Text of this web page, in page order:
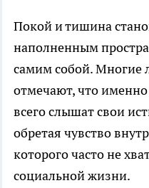
Покой и тишина
наполненным
самим собой. Многие
отмечают, что
всего слышат свои
обретая чувство
которого часто не
социальной жизни.